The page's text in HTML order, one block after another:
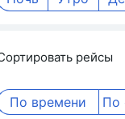
рейсы
По времени По